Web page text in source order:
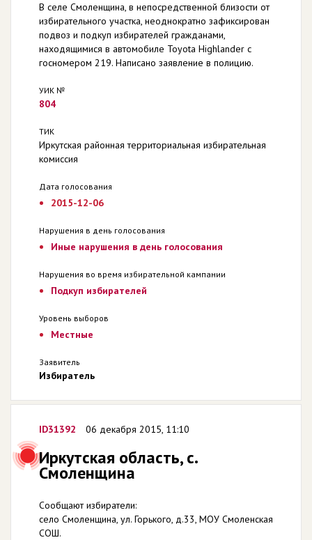
В селе Смоленщина, в непосредственной близости от
избирательного участка, неоднократно зафиксирован
подвоз и подкуп избирателей гражданами,
находящимися в автомобиле Toyota Highlander с
госномером 219. Написано заявление в полицию.
УИК №
804
ТИК
Иркутская районная территориальная избирательная
комиссия
Дата голосования
2015-12-06
Нарушения в день голосования
Иные нарушения в день голосования
Нарушения во время избирательной кампании
Подкуп избирателей
Уровень выборов
Местные
Заявитель
Избиратель
ID31392 06 декабря 2015, 11:10
Иркутская область, с.
Смоленщина
Сообщают избиратели:
село Смоленщина, ул. Горького, д.33, МОУ Смоленская
СОШ.